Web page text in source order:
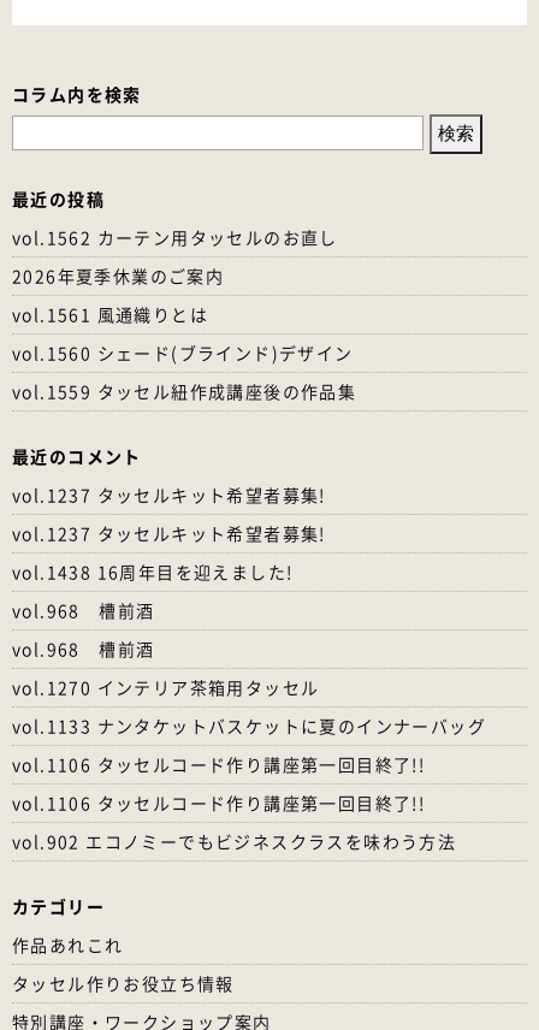
コラム内を検索
検
最近の投稿
vol.1562 カーテン用タッセルのお直し
2026年夏季休業のご案内
vol.1561 風通織りとは
vol.1560 シェード(ブラインド)デザイン
vol.1559 タッセル紐作成講座後の作品集
最近のコメント
vol.1237 タッセルキット希望者募集!
vol.1237 タッセルキット希望者募集!
vol.1438 16周年目を迎えました!
vol.968 槽前酒
vol.968 槽前酒
vol.1270 インテリア茶箱用タッセル
vol.1133 ナンタケットバスケットに夏のインナーバッグ
vol.1106 タッセルコード作り講座第一回目終了!!
vol.1106 タッセルコード作り講座第一回目終了!!
vol.902 エコノミーでもビジネスクラスを味わう方法
カテゴリー
作品あれこれ
タッセル作りお役立ち情報
特別講座・ワークショップ案内